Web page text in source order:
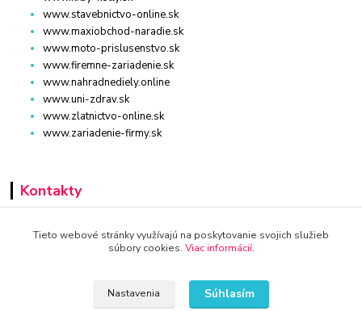
www.stavebnictvo-online.sk
www.maxiobchod-naradie.sk
www.moto-prislusenstvo.sk
www.firemne-zariadenie.sk
www.nahradnediely.online
www.uni-zdrav.sk
www.zlatnictvo-online.sk
www.zariadenie-firmy.sk
Kontakty
+421 940 949 000
Tieto webové stránky využívajú na poskytovanie svojich služieb
súbory cookies. Viac informácií.
Nastavenia Súhlasím